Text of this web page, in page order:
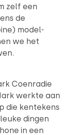
zelf een
de
model-
we het
Coenradie
werkte aan
die kentekens
dingen
in een